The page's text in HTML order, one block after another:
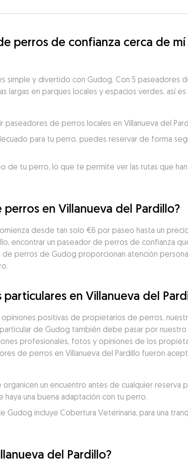
perros de confianza cerca de
simple y divertido con Gudog. Con 5 paseadores
largas en parques locales y espacios verdes, así
paseadores de perros locales en Villanueva del
para tu perro, puedes reservar de forma
de tu perro, lo que te permite ver las rutas que
en Villanueva del Pardillo?
desde tan solo €6 por paseo hasta un
encontrar un paseador de perros de confianza
perros de Gudog proporcionan atención
en Villanueva del
positivas de propietarios de perros,
de Gudog también debe pasar por
profesionales, fotos y opiniones de los
de perros en Villanueva del Pardillo fueron
un encuentro antes de cualquier reserva
una buena adaptación con tu perro.
incluye Cobertura Veterinaria, para una
del Pardillo?